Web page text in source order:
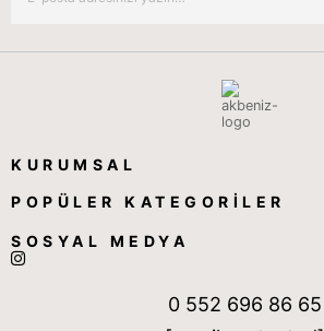
KURUMSAL
POPÜLER KATEGORİLER
SOSYAL MEDYA
0 552 696 86 65